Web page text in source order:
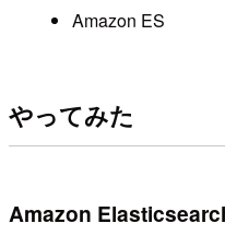
Amazon ES
やってみた
Amazon